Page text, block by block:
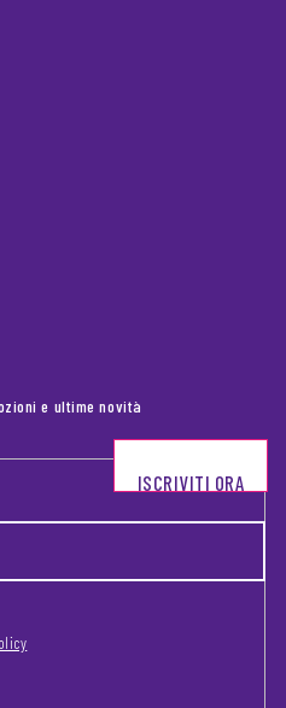
e ultime novità
ISCRIVITI ORA